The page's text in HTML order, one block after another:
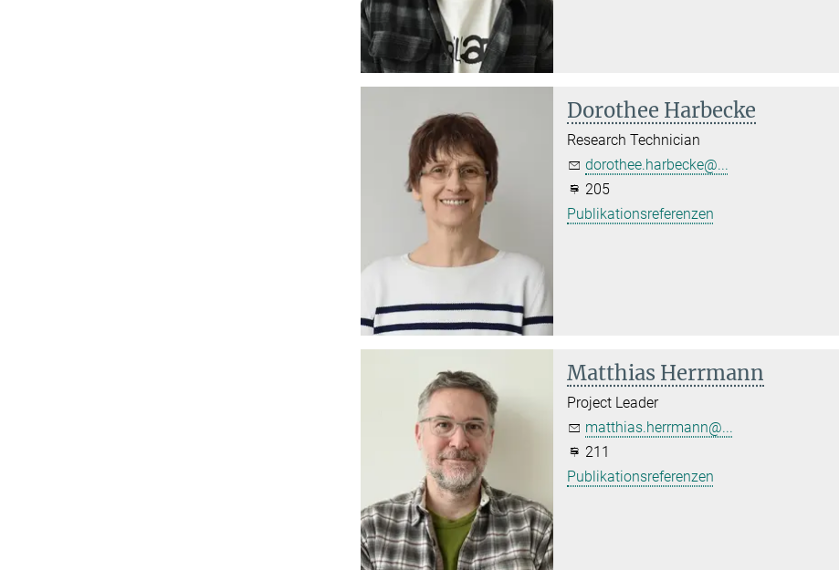
Dorothee Harbecke
Research Technician
dorothee.harbecke@...
205
Publikationsreferenzen
Matthias Herrmann
Project Leader
matthias.herrmann@...
211
Publikationsreferenzen